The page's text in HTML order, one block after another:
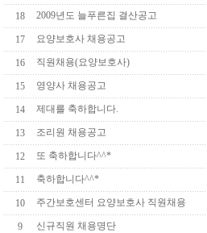
18 2009년도 늘푸른집 결산공고
17 요양보호사 채용공고
16 직원채용(요양보호사)
15 영양사 채용공고
14 제대를 축하합니다.
13 조리원 채용공고
12 또 축하합니다^^*
11 축하합니다^^*
10 주간보호센터 요양보호사 직원채용
9 신규직원 채용명단